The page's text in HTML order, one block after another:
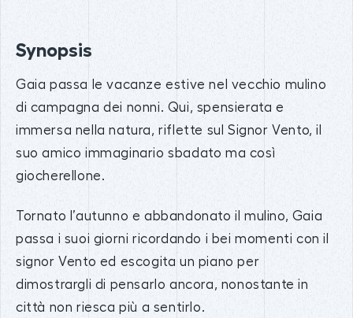
Synopsis
Gaia passa le vacanze estive nel vecchio mulino
di campagna dei nonni. Qui, spensierata e
immersa nella natura, riflette sul Signor Vento, il
suo amico immaginario sbadato ma così
giocherellone.
Tornato l’autunno e abbandonato il mulino, Gaia
passa i suoi giorni ricordando i bei momenti con il
signor Vento ed escogita un piano per
dimostrargli di pensarlo ancora, nonostante in
città non riesca più a sentirlo.